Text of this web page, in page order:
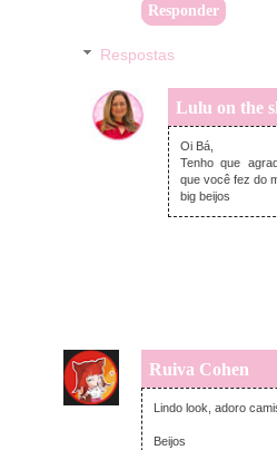
Responder
Respostas
Lulu on the
Oi Bá,
Tenho que
que você fez do
big beijos
Ruiva Cohen
Lindo look, adoro
Beijos